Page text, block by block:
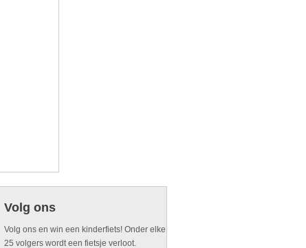
Volg ons
Volg ons en win een kinderfiets! Onder elke
25 volgers wordt een fietsje verloot.